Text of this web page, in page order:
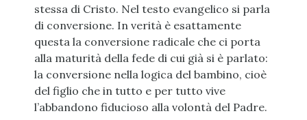
stessa di Cristo. Nel testo evangelico si parla
di conversione. In verità è esattamente
questa la conversione radicale che ci porta
alla maturità della fede di cui già si è parlato:
la conversione nella logica del bambino, cioè
del figlio che in tutto e per tutto vive
l’abbandono fiducioso alla volontà del Padre.